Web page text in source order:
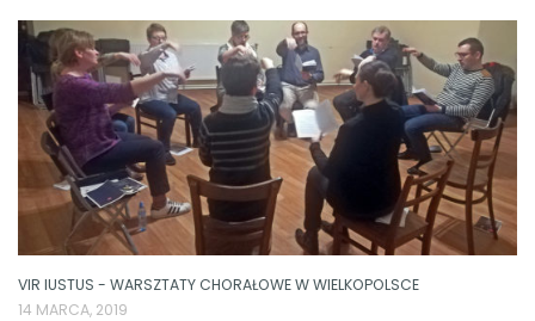
VIR IUSTUS - WARSZTATY CHORAŁOWE W WIELKOPOLSCE
14 MARCA, 2019